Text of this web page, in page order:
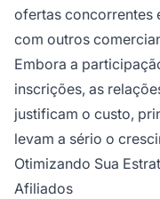
ofertas concorrentes
com outros
Embora a
inscrições, as
justificam o custo,
levam a sério o
Otimizando Sua
Afiliados